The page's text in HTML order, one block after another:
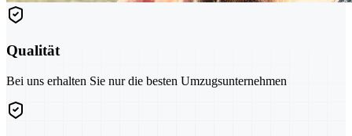
Qualität
Bei uns erhalten Sie nur die besten Umzugsunternehmen